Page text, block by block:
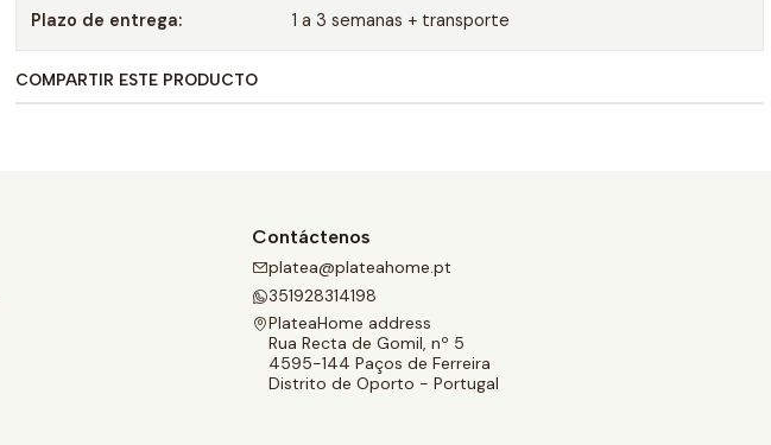
Plazo de entrega: 1 a 3 semanas + transporte
COMPARTIR ESTE PRODUCTO
Contáctenos
platea@plateahome.pt
351928314198
PlateaHome address
Rua Recta de Gomil, nº 5
4595-144 Paços de Ferreira
Distrito de Oporto - Portugal